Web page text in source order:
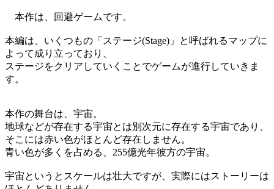
本作は、回避ゲームです。
本編は、いくつもの「ステージ(Stage)」と呼ばれるマップに
よって成り立っており、
ステージをクリアしていくことでゲームが進行していきま
す。
本作の舞台は、宇宙。
地球などが存在する宇宙とは別次元に存在する宇宙であり、
そこには赤い色がほとんど存在しません。
青い色が多くを占める、255億光年彼方の宇宙。
宇宙というとスケールは壮大ですが、実際にはストーリーは